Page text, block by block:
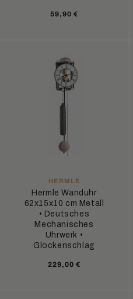
Normaler
59,90 €
ANBIETER:
HERMLE
Hermle Wanduhr
62x15x10 cm Metall
• Deutsches
Mechanisches
Uhrwerk •
Glockenschlag
Normaler
229,00 €